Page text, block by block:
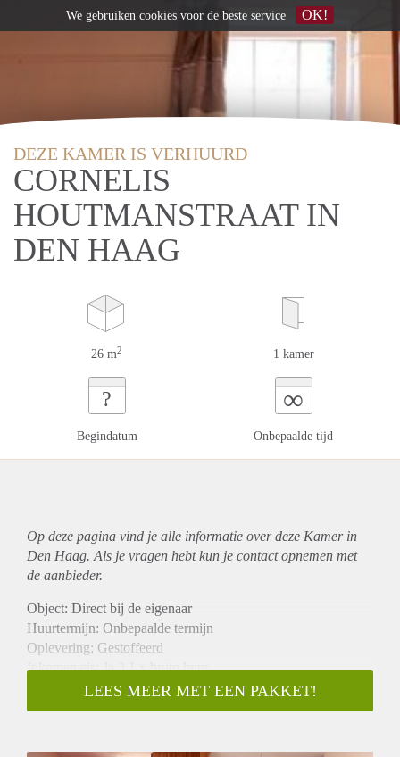
DEZE KAMER IS VERHUURD
CORNELIS
HOUTMANSTRAAT IN
DEN HAAG
26 m2 1 kamer
?
Begindatum
∞
Onbepaalde tijd
Op deze pagina vind je alle informatie over deze Kamer in
Den Haag. Als je vragen hebt kun je contact opnemen met
de aanbieder.
Object: Direct bij de eigenaar
Huurtermijn: Onbepaalde termijn
Oplevering: Gestoffeerd
Inkomen eis: Ja 3,1 x bruto huur
Garantiestelling mogelijk: Ja
Borg: 1 maand
LEES MEER MET EEN PAKKET!
We gebruiken cookies voor de beste service OK!